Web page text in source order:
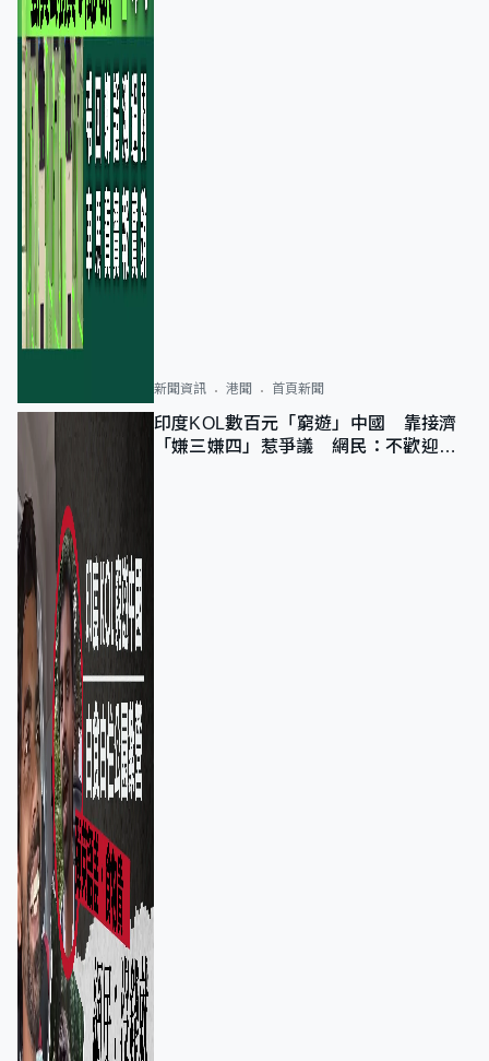
新聞資訊 港聞 首頁新聞
印度KOL數百元「窮遊」中國 靠接濟
「嫌三嫌四」惹爭議 網民：不歡迎劣